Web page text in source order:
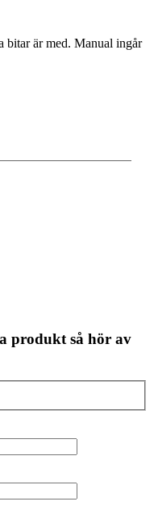
bitar är med. Manual ingår
produkt så hör av